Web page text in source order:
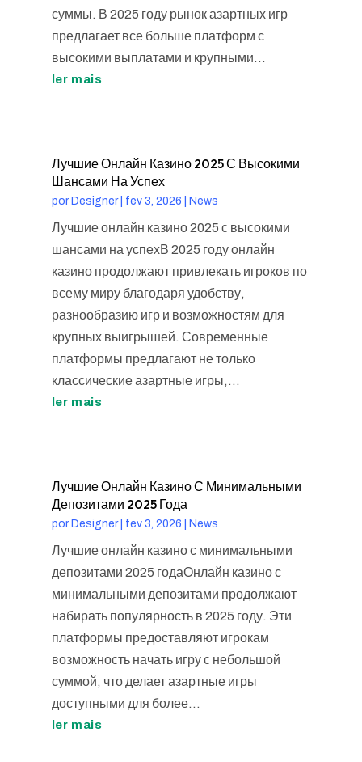
суммы. В 2025 году рынок азартных игр
предлагает все больше платформ с
высокими выплатами и крупными...
ler mais
Лучшие Онлайн Казино 2025 С Высокими
Шансами На Успех
por Designer| fev 3, 2026 News
Лучшие онлайн казино 2025 с высокими
шансами на успехВ 2025 году онлайн
казино продолжают привлекать игроков по
всему миру благодаря удобству,
разнообразию игр и возможностям для
крупных выигрышей. Современные
платформы предлагают не только
классические азартные игры,...
ler mais
Лучшие Онлайн Казино С Минимальными
Депозитами 2025 Года
por Designer| fev 3, 2026 News
Лучшие онлайн казино с минимальными
депозитами 2025 годаОнлайн казино с
минимальными депозитами продолжают
набирать популярность в 2025 году. Эти
платформы предоставляют игрокам
возможность начать игру с небольшой
суммой, что делает азартные игры
доступными для более...
ler mais